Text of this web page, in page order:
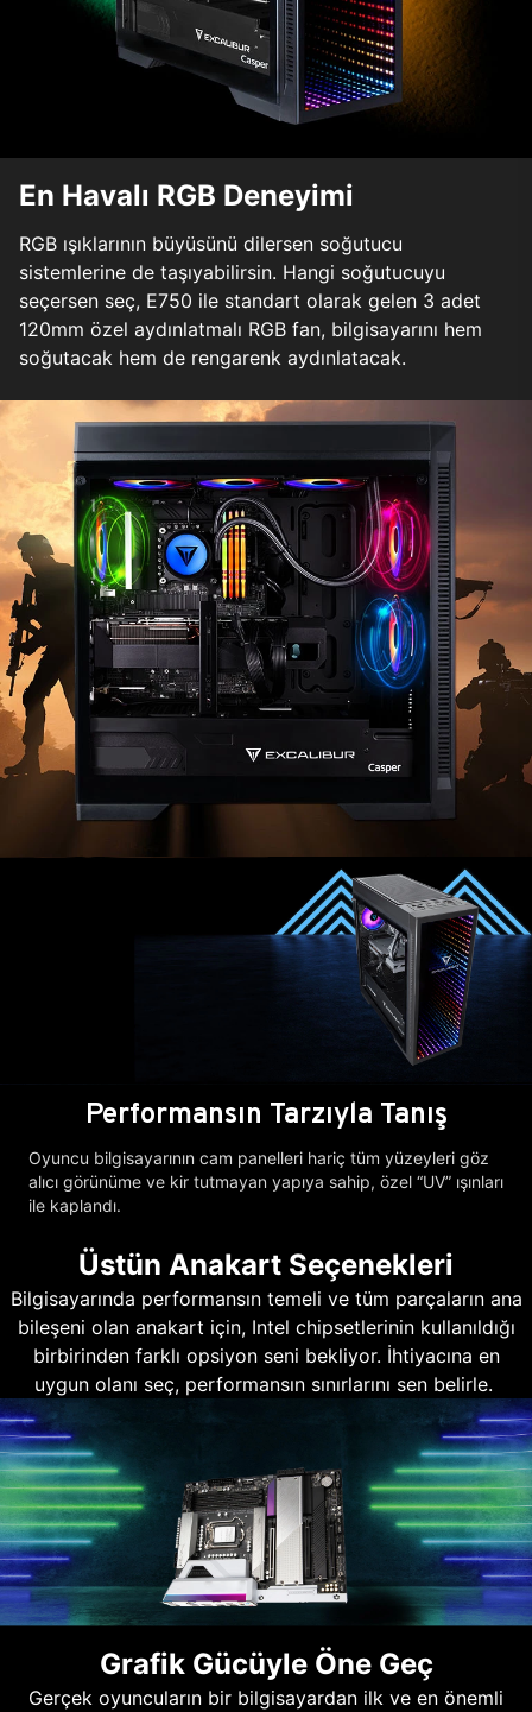
En Havalı RGB Deneyimi
RGB ışıklarının büyüsünü dilersen soğutucu
sistemlerine de taşıyabilirsin. Hangi soğutucuyu
seçersen seç, E750 ile standart olarak gelen 3 adet
120mm özel aydınlatmalı RGB fan, bilgisayarını hem
soğutacak hem de rengarenk aydınlatacak.
Performansın Tarzıyla Tanış
Oyuncu bilgisayarının cam panelleri hariç tüm yüzeyleri göz
alıcı görünüme ve kir tutmayan yapıya sahip, özel “UV” ışınları
ile kaplandı.
Üstün Anakart Seçenekleri
Bilgisayarında performansın temeli ve tüm parçaların ana
bileşeni olan anakart için, Intel chipsetlerinin kullanıldığı
birbirinden farklı opsiyon seni bekliyor. İhtiyacına en
uygun olanı seç, performansın sınırlarını sen belirle.
Grafik Gücüyle Öne Geç
Gerçek oyuncuların bir bilgisayardan ilk ve en önemli